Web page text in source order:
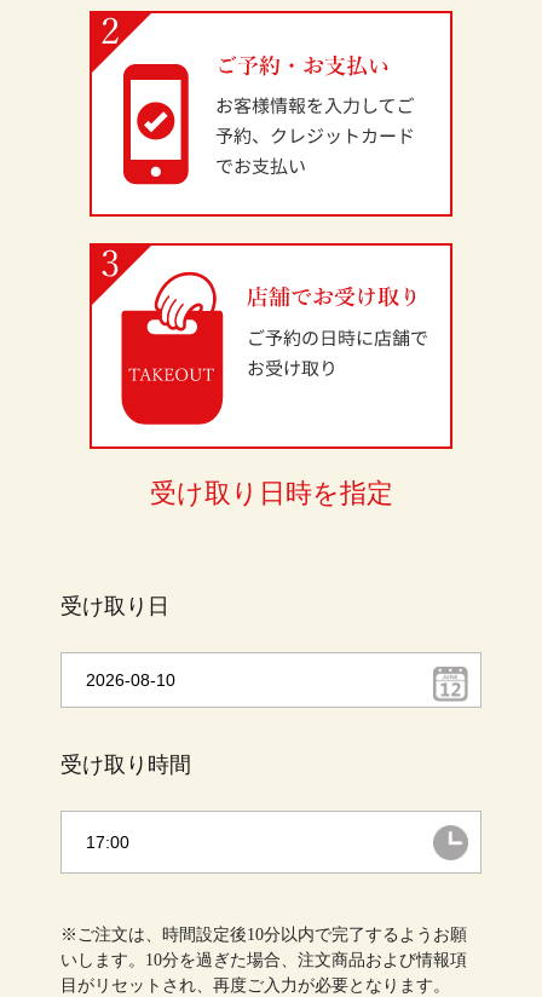
受け取り日時を指定
受け取り日
受け取り時間
※ご注文は、時間設定後10分以内で完了するようお願
いします。10分を過ぎた場合、注文商品および情報項
目がリセットされ、再度ご入力が必要となります。